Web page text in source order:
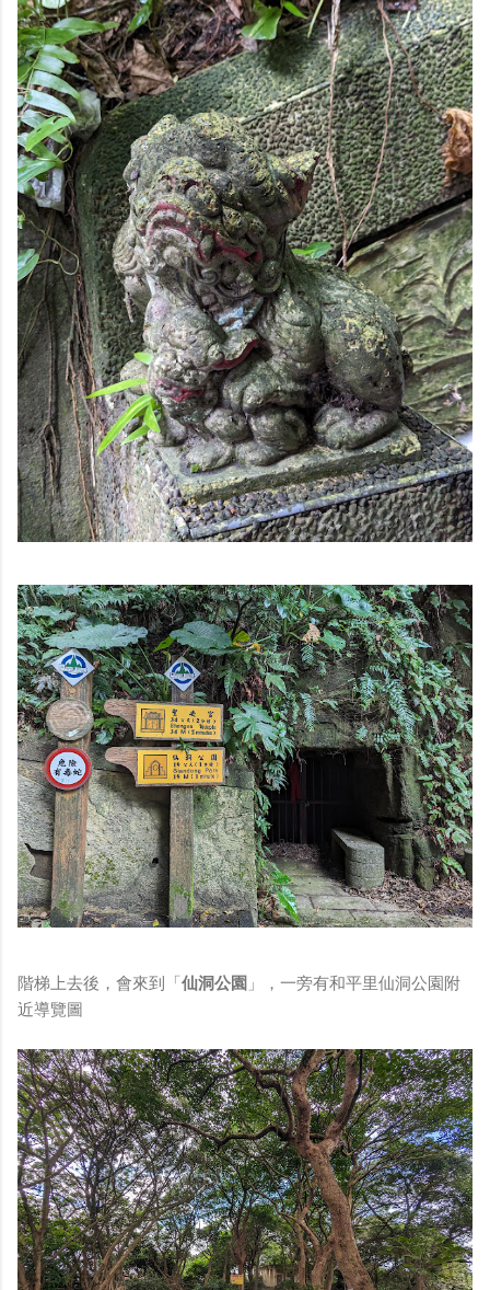
階梯上去後，會來到「仙洞公園 」，一旁有和平里仙洞公園附
近導覽圖